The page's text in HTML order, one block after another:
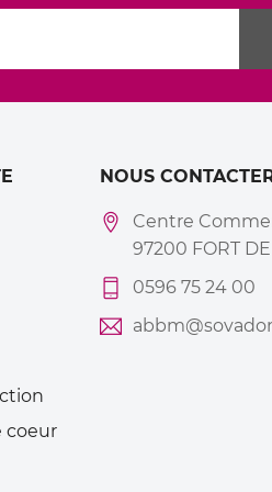
coeur
NOUS
Centre
97200 FORT
0596 75 24 00